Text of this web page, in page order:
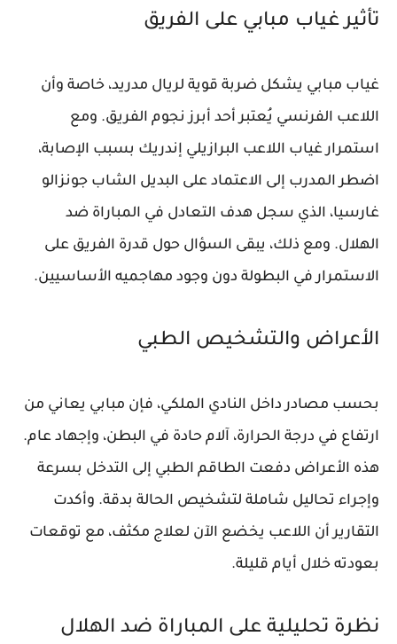
تأثير غياب مبابي على الفريق
غياب مبابي يشكل ضربة قوية لريال مدريد، خاصة وأن
اللاعب الفرنسي يُعتبر أحد أبرز نجوم الفريق. ومع
استمرار غياب اللاعب البرازيلي إندريك بسبب الإصابة،
اضطر المدرب إلى الاعتماد على البديل الشاب جونزالو
غارسيا، الذي سجل هدف التعادل في المباراة ضد
الهلال. ومع ذلك، يبقى السؤال حول قدرة الفريق على
الاستمرار في البطولة دون وجود مهاجميه الأساسيين.
الأعراض والتشخيص الطبي
بحسب مصادر داخل النادي الملكي، فإن مبابي يعاني من
ارتفاع في درجة الحرارة، آلام حادة في البطن، وإجهاد عام.
هذه الأعراض دفعت الطاقم الطبي إلى التدخل بسرعة
وإجراء تحاليل شاملة لتشخيص الحالة بدقة. وأكدت
التقارير أن اللاعب يخضع الآن لعلاج مكثف، مع توقعات
بعودته خلال أيام قليلة.
نظرة تحليلية على المباراة ضد الهلال